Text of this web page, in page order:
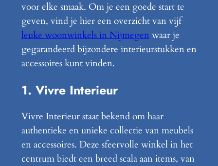
voor elke smaak. Om je een goede start te
geven, vind je hier een overzicht van vijf
leuke woonwinkels in Nijmegen waar je
gegarandeerd bijzondere interieurstukken en
accessoires kunt vinden.
1. Vivre Interieur
Vivre Interieur staat bekend om haar
authentieke en unieke collectie van meubels
en accessoires. Deze sfeervolle winkel in het
centrum biedt een breed scala aan items, van